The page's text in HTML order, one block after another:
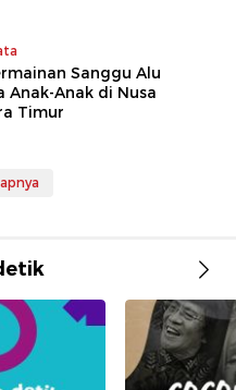
Sanggu Alu
Anak-Anak di Nusa
Timur